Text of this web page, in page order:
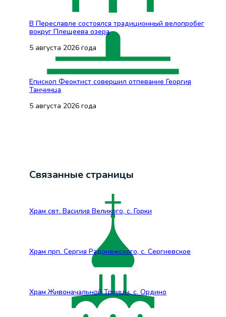
В Переславле состоялся традиционный велопробег
вокруг Плещеева озера
5 августа 2026 года
Епископ Феоктист совершил отпевание Георгия
Танчинца
5 августа 2026 года
Связанные страницы
Храм свт. Василия Великого, с. Горки
Храм прп. Сергия Радонежского, с. Сергиевское
Храм Живоначальной Троицы, с. Ордино